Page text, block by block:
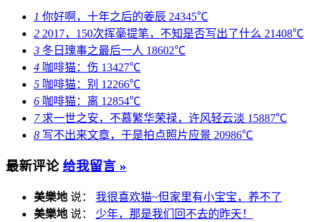
1 你好啊，十年之后的姜辰 24345℃
2 2017，150次挥毫提笔，不知是否写出了什么 21408℃
3 冬日瑰事之最后一人 18602℃
4 咖啡猫：伤 13427℃
5 咖啡猫：别 12266℃
6 咖啡猫：离 12854℃
7求一世之安，不慕繁华荣禄，许风轻云淡 15887℃
8 写不出来文章，于是拍点照片应景 20986℃
最新评论 给我留言 »
美樂地 说： 我很喜欢猫~但家里有小宝宝，养不了
美樂地 说： 少年，那是我们回不去的昨天！